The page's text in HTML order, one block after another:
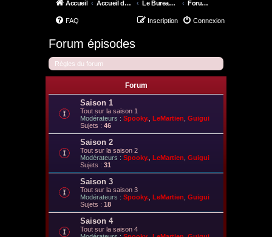
Accueil Accueil du forum Le Bureau des X-Files Forum épisodes
FAQ Connexion
Inscription
Forum épisodes
Règles du forum
Forum
Saison 1
Tout sur la saison 1
Modérateurs : Spooky. LeMartien Guigui
Sujets : 46
Saison 2
Tout sur la saison 2
Modérateurs : Spooky. LeMartien Guigui
Sujets : 31
Saison 3
Tout sur la saison 3
Modérateurs : Spooky. LeMartien Guigui
Sujets : 18
Saison 4
Tout sur la saison 4